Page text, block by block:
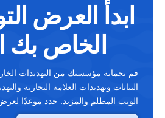
ابدأ العرض
الخاص بك
قم بحماية مؤسستك من التهديدات
البيانات وتهديدات العلامة التجارية
الويب المظلم والمزيد. حدد موعدًا